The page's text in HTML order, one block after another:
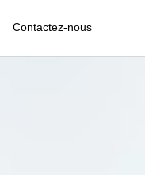
Contactez-nous